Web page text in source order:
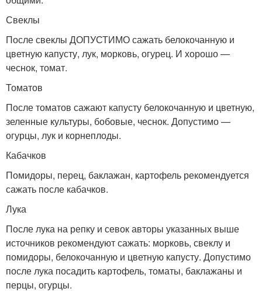
Свеклы
После свеклы ДОПУСТИМО сажать белокочанную и
цветную капусту, лук, морковь, огурец. И хорошо —
чеснок, томат.
Томатов
После томатов сажают капусту белокочанную и цветную,
зеленные культуры, бобовые, чеснок. Допустимо —
огурцы, лук и корнеплоды.
Кабачков
Помидоры, перец, баклажан, картофель рекомендуется
сажать после кабачков.
Лука
После лука на репку и севок авторы указанных выше
источников рекомендуют сажать: морковь, свеклу и
помидоры, белокочанную и цветную капусту. Допустимо
после лука посадить картофель, томаты, баклажаны и
перцы, огурцы.